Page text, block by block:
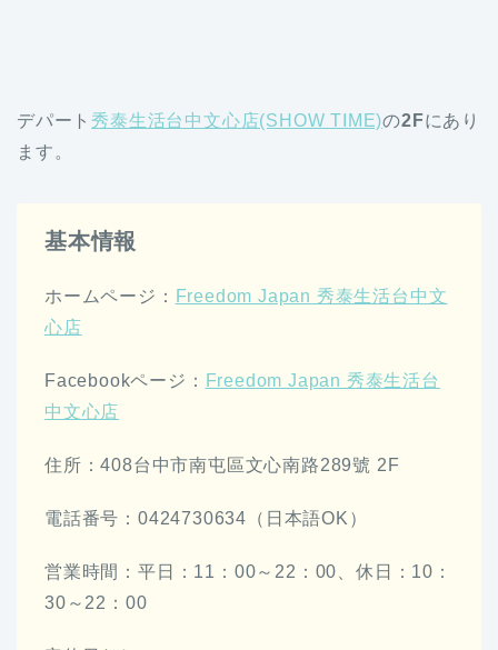
デパート秀泰生活台中文心店(SHOW TIME)の2Fにあり
ます。
基本情報
ホームページ： Freedom Japan 秀泰生活台中文
心店
Facebookページ： Freedom Japan 秀泰生活台
中文心店
住所：408台中市南屯區文心南路289號 2F
電話番号：0424730634（日本語OK）
営業時間：平日：11：00～22：00、休日：10：
30～22：00